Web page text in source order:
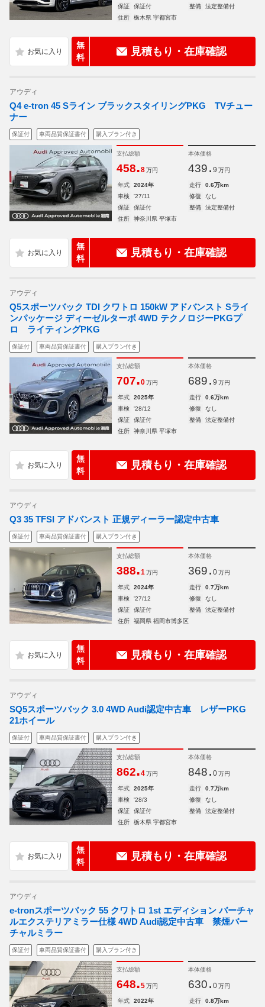
保証 保証付 整備
法定整備付
住所
栃木県 宇都宮市
無
料
見積もり・在庫確認
アウディ
Q4 e-tron 45 Sライン ブラックスタイリングPKG TVチュー
ナー
保証付 車両品質保証書付 購入プラン付き
支払総額
458.8 万円
本体価格
439. 9 万円
年式 2024年 走行
0.6万km
車検
'27/11 修復
なし
保証
保証付 整備
法定整備付
住所
神奈川県 平塚市
無
料
見積もり・在庫確認
アウディ
Q5スポーツバック TDI クワトロ 150kW アドバンスト Sライ
ンパッケージ ディーゼルターボ 4WD テクノロジーPKGプ
ロ ライティングPKG
保証付 車両品質保証書付 購入プラン付き
支払総額
707.0 万円
本体価格
689. 9 万円
年式 2025年 走行
0.6万km
車検
'28/12 修復
なし
保証
保証付 整備
法定整備付
住所
神奈川県 平塚市
無
料
見積もり・在庫確認
アウディ
Q3 35 TFSI アドバンスト 正規ディーラー認定中古車
保証付 車両品質保証書付 購入プラン付き
支払総額
388.1 万円
本体価格
369. 0 万円
年式 2024年 走行
0.7万km
車検
'27/12 修復
なし
保証
保証付 整備
法定整備付
住所
福岡県 福岡市博多区
無
料
見積もり・在庫確認
アウディ
SQ5スポーツバック 3.0 4WD Audi認定中古車 レザーPKG
21ホイール
保証付 車両品質保証書付 購入プラン付き
支払総額
862.4 万円
本体価格
848. 0 万円
年式 2025年 走行
0.7万km
車検
'28/3 修復
なし
保証
保証付 整備
法定整備付
住所
栃木県 宇都宮市
無
料
見積もり・在庫確認
アウディ
e-tronスポーツバック 55 クワトロ 1st エディション バーチャ
ルエクステリアミラー仕様 4WD Audi認定中古車 禁煙バー
チャルミラー
保証付 車両品質保証書付 購入プラン付き
支払総額
648.5 万円
本体価格
630. 0 万円
年式 2022年 走行
0.8万km